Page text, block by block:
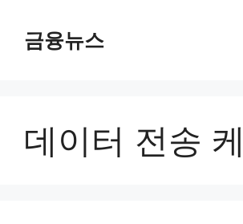
금융뉴스
데이터 전송